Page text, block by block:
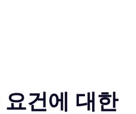
건에 대한